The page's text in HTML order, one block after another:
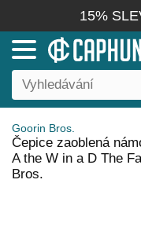
15%
Goorin Bros.
Čepice zaoblená
A the W in a D The
Bros.